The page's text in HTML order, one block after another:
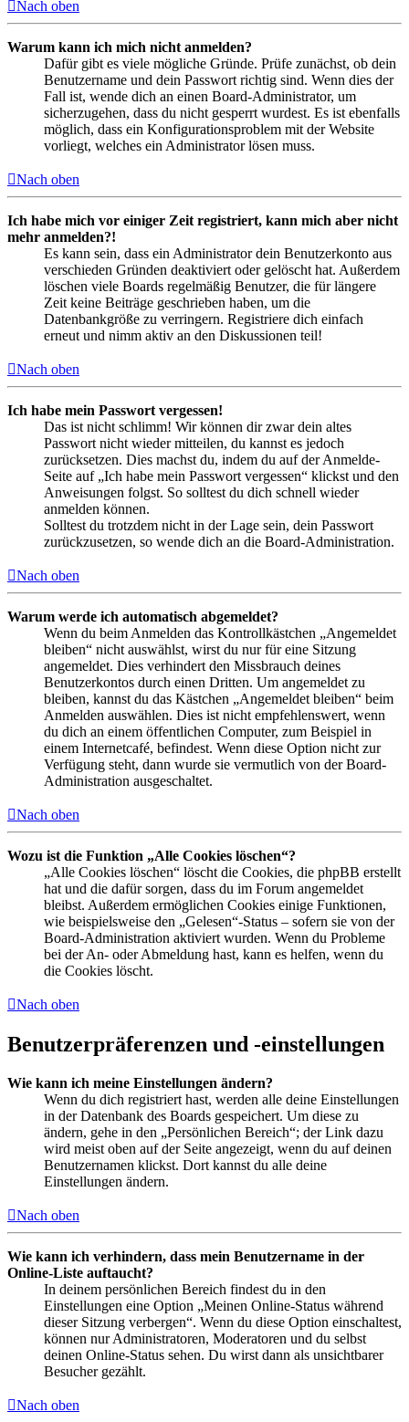
Nach oben
Warum kann ich mich nicht anmelden?
Dafür gibt es viele mögliche Gründe. Prüfe zunächst, ob dein
Benutzername und dein Passwort richtig sind. Wenn dies der
Fall ist, wende dich an einen Board-Administrator, um
sicherzugehen, dass du nicht gesperrt wurdest. Es ist ebenfalls
möglich, dass ein Konfigurationsproblem mit der Website
vorliegt, welches ein Administrator lösen muss.
Nach oben
Ich habe mich vor einiger Zeit registriert, kann mich aber nicht
mehr anmelden?!
Es kann sein, dass ein Administrator dein Benutzerkonto aus
verschieden Gründen deaktiviert oder gelöscht hat. Außerdem
löschen viele Boards regelmäßig Benutzer, die für längere
Zeit keine Beiträge geschrieben haben, um die
Datenbankgröße zu verringern. Registriere dich einfach
erneut und nimm aktiv an den Diskussionen teil!
Nach oben
Ich habe mein Passwort vergessen!
Das ist nicht schlimm! Wir können dir zwar dein altes
Passwort nicht wieder mitteilen, du kannst es jedoch
zurücksetzen. Dies machst du, indem du auf der Anmelde-
Seite auf „Ich habe mein Passwort vergessen“ klickst und den
Anweisungen folgst. So solltest du dich schnell wieder
anmelden können.
Solltest du trotzdem nicht in der Lage sein, dein Passwort
zurückzusetzen, so wende dich an die Board-Administration.
Nach oben
Warum werde ich automatisch abgemeldet?
Wenn du beim Anmelden das Kontrollkästchen „Angemeldet
bleiben“ nicht auswählst, wirst du nur für eine Sitzung
angemeldet. Dies verhindert den Missbrauch deines
Benutzerkontos durch einen Dritten. Um angemeldet zu
bleiben, kannst du das Kästchen „Angemeldet bleiben“ beim
Anmelden auswählen. Dies ist nicht empfehlenswert, wenn
du dich an einem öffentlichen Computer, zum Beispiel in
einem Internetcafé, befindest. Wenn diese Option nicht zur
Verfügung steht, dann wurde sie vermutlich von der Board-
Administration ausgeschaltet.
Nach oben
Wozu ist die Funktion „Alle Cookies löschen“?
„Alle Cookies löschen“ löscht die Cookies, die phpBB erstellt
hat und die dafür sorgen, dass du im Forum angemeldet
bleibst. Außerdem ermöglichen Cookies einige Funktionen,
wie beispielsweise den „Gelesen“-Status – sofern sie von der
Board-Administration aktiviert wurden. Wenn du Probleme
bei der An- oder Abmeldung hast, kann es helfen, wenn du
die Cookies löscht.
Nach oben
Benutzerpräferenzen und -einstellungen
Wie kann ich meine Einstellungen ändern?
Wenn du dich registriert hast, werden alle deine Einstellungen
in der Datenbank des Boards gespeichert. Um diese zu
ändern, gehe in den „Persönlichen Bereich“; der Link dazu
wird meist oben auf der Seite angezeigt, wenn du auf deinen
Benutzernamen klickst. Dort kannst du alle deine
Einstellungen ändern.
Nach oben
Wie kann ich verhindern, dass mein Benutzername in der
Online-Liste auftaucht?
In deinem persönlichen Bereich findest du in den
Einstellungen eine Option „Meinen Online-Status während
dieser Sitzung verbergen“. Wenn du diese Option einschaltest,
können nur Administratoren, Moderatoren und du selbst
deinen Online-Status sehen. Du wirst dann als unsichtbarer
Besucher gezählt.
Nach oben